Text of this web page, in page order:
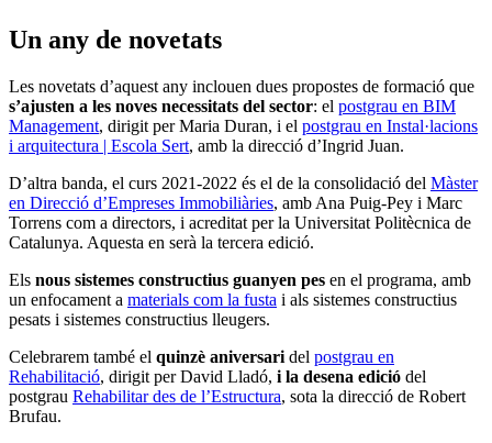
Un any de novetats
Les novetats d’aquest any inclouen dues propostes de formació que
s’ajusten a les noves necessitats del sector: el postgrau en BIM
Management, dirigit per Maria Duran, i el postgrau en Instal·lacions
i arquitectura | Escola Sert, amb la direcció d’Ingrid Juan.
D’altra banda, el curs 2021-2022 és el de la consolidació del Màster
en Direcció d’Empreses Immobiliàries, amb Ana Puig-Pey i Marc
Torrens com a directors, i acreditat per la Universitat Politècnica de
Catalunya. Aquesta en serà la tercera edició.
Els nous sistemes constructius guanyen pes en el programa, amb
un enfocament a materials com la fusta i als sistemes constructius
pesats i sistemes constructius lleugers.
Celebrarem també el quinzè aniversari del postgrau en
Rehabilitació, dirigit per David Lladó, i la desena edició del
postgrau Rehabilitar des de l’Estructura, sota la direcció de Robert
Brufau.